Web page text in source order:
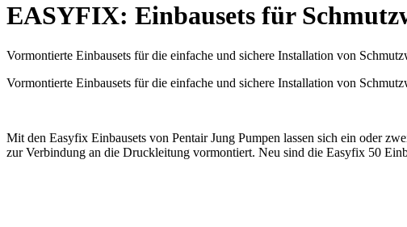
EASYFIX: Einbausets für
Vormontierte Einbausets für die einfache und sichere Installation von
Vormontierte Einbausets für die einfache und sichere Installation von
Mit den Easyfix Einbausets von Pentair Jung Pumpen lassen sich ein oder
zur Verbindung an die Druckleitung vormontiert. Neu sind die Easyfix 50